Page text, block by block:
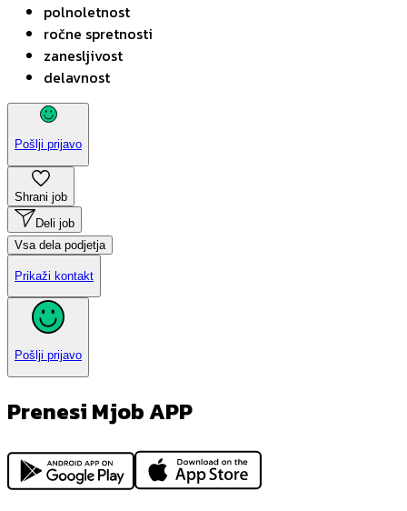
polnoletnost
ročne spretnosti
zanesljivost
delavnost
Pošlji prijavo
Shrani job
Deli job
Vsa dela podjetja
Prikaži kontakt
Pošlji prijavo
Prenesi Mjob APP